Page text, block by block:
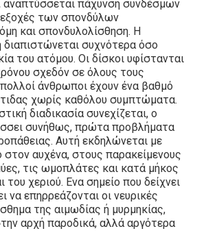
πάχυνση συνδέσμων
των σπονδύλων
και σπονδυλολίσθηση. Η
συχνότερα όσο
του ατόμου. Οι δίσκοι υφίστανται
σχεδόν σε όλους τους
άνθρωποι έχουν ένα βαθμό
χωρίς καθόλου συμπτώματα.
διαδικασία συνεχίζεται, ο
συνήθως, πρώτα προβλήματα
Αυτή εκδηλώνεται με
στον αυχένα, στους παρακείμενους
τις ωμοπλάτες και κατά μήκος
του χεριού. Ενα σημείο που δείχνει
να επηρρεάζονται οι νευρικές
της αιμωδίας ή μυρμηκίας,
αρχή παροδικά, αλλά αργότερα